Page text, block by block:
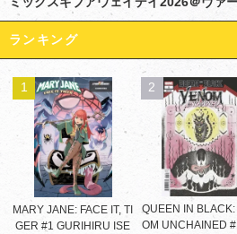
ランキング
1
MARY JANE: FACE IT, TI
GER #1 GURIHIRU ISE
2
QUEEN IN BLACK:
OM UNCHAINED